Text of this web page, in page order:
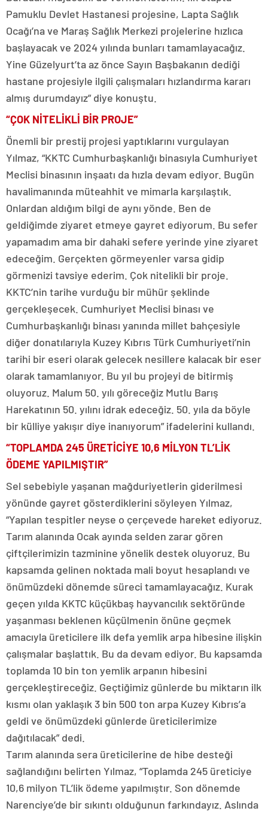
Pamuklu Devlet Hastanesi projesine, Lapta Sağlık
Ocağı’na ve Maraş Sağlık Merkezi projelerine hızlıca
başlayacak ve 2024 yılında bunları tamamlayacağız.
Yine Güzelyurt’ta az önce Sayın Başbakanın dediği
hastane projesiyle ilgili çalışmaları hızlandırma kararı
almış durumdayız” diye konuştu.
“ÇOK NİTELİKLİ BİR PROJE”
Önemli bir prestij projesi yaptıklarını vurgulayan
Yılmaz, “KKTC Cumhurbaşkanlığı binasıyla Cumhuriyet
Meclisi binasının inşaatı da hızla devam ediyor. Bugün
havalimanında müteahhit ve mimarla karşılaştık.
Onlardan aldığım bilgi de aynı yönde. Ben de
geldiğimde ziyaret etmeye gayret ediyorum. Bu sefer
yapamadım ama bir dahaki sefere yerinde yine ziyaret
edeceğim. Gerçekten görmeyenler varsa gidip
görmenizi tavsiye ederim. Çok nitelikli bir proje.
KKTC’nin tarihe vurduğu bir mühür şeklinde
gerçekleşecek. Cumhuriyet Meclisi binası ve
Cumhurbaşkanlığı binası yanında millet bahçesiyle
diğer donatılarıyla Kuzey Kıbrıs Türk Cumhuriyeti’nin
tarihi bir eseri olarak gelecek nesillere kalacak bir eser
olarak tamamlanıyor. Bu yıl bu projeyi de bitirmiş
oluyoruz. Malum 50. yılı göreceğiz Mutlu Barış
Harekatının 50. yılını idrak edeceğiz. 50. yıla da böyle
bir külliye yakışır diye inanıyorum” ifadelerini kullandı.
“TOPLAMDA 245 ÜRETİCİYE 10,6 MİLYON TL’LİK
ÖDEME YAPILMIŞTIR”
Sel sebebiyle yaşanan mağduriyetlerin giderilmesi
yönünde gayret gösterdiklerini söyleyen Yılmaz,
“Yapılan tespitler neyse o çerçevede hareket ediyoruz.
Tarım alanında Ocak ayında selden zarar gören
çiftçilerimizin tazminine yönelik destek oluyoruz. Bu
kapsamda gelinen noktada mali boyut hesaplandı ve
önümüzdeki dönemde süreci tamamlayacağız. Kurak
geçen yılda KKTC küçükbaş hayvancılık sektöründe
yaşanması beklenen küçülmenin önüne geçmek
amacıyla üreticilere ilk defa yemlik arpa hibesine ilişkin
çalışmalar başlattık. Bu da devam ediyor. Bu kapsamda
toplamda 10 bin ton yemlik arpanın hibesini
gerçekleştireceğiz. Geçtiğimiz günlerde bu miktarın ilk
kısmı olan yaklaşık 3 bin 500 ton arpa Kuzey Kıbrıs’a
geldi ve önümüzdeki günlerde üreticilerimize
dağıtılacak” dedi.
Tarım alanında sera üreticilerine de hibe desteği
sağlandığını belirten Yılmaz, “Toplamda 245 üreticiye
10,6 milyon TL’lik ödeme yapılmıştır. Son dönemde
Narenciye’de bir sıkıntı olduğunun farkındayız. Aslında